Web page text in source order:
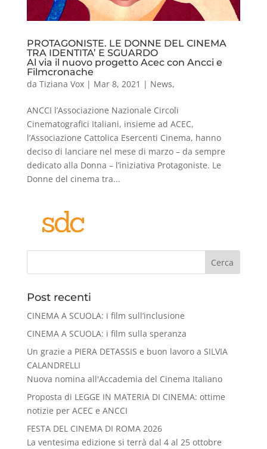
PROTAGONISTE. LE DONNE DEL CINEMA
TRA IDENTITA’ E SGUARDO
Al via il nuovo progetto Acec con Ancci e
Filmcronache
da Tiziana Vox| Mar 8, 2021 | News,
ANCCI l’Associazione Nazionale Circoli
Cinematografici Italiani, insieme ad ACEC,
l’Associazione Cattolica Esercenti Cinema, hanno
deciso di lanciare nel mese di marzo – da sempre
dedicato alla Donna – l’iniziativa Protagoniste. Le
Donne del cinema tra...
Cerca
Post recenti
CINEMA A SCUOLA: i film sull’inclusione
CINEMA A SCUOLA: i film sulla speranza
Un grazie a PIERA DETASSIS e buon lavoro a SILVIA
CALANDRELLI
Nuova nomina all'Accademia del Cinema Italiano
Proposta di LEGGE IN MATERIA DI CINEMA: ottime
notizie per ACEC e ANCCI
FESTA DEL CINEMA DI ROMA 2026
La ventesima edizione si terrà dal 4 al 25 ottobre